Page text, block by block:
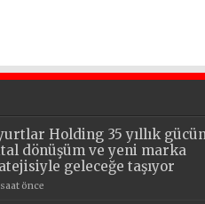
Holding 35 yıllık
dönüşüm ve yeni marka
geleceğe taşıyor
saat önce